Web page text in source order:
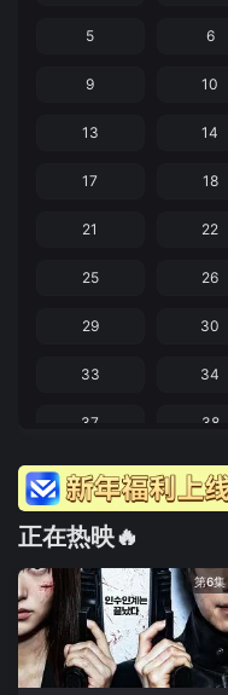
5 6
9 10
13 14
17 18
21 22
25 26
29 30
33 34
37 38
41 42
49 50
正在热映🔥
第6集